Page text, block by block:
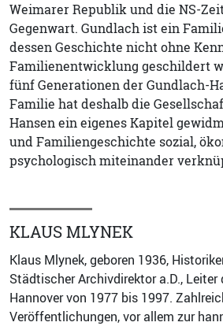
Weimarer Republik und die NS-
Gegenwart. Gundlach ist ein
dessen Geschichte nicht ohne
Familienentwicklung geschildert
fünf Generationen der Gundlach-
Familie hat deshalb die
Hansen ein eigenes Kapitel
und Familiengeschichte sozial,
psychologisch miteinander
KLAUS MLYNEK
Klaus Mlynek, geboren 1936,
Städtischer Archivdirektor a.D.,
Hannover von 1977 bis 1997.
Veröffentlichungen, vor allem zur